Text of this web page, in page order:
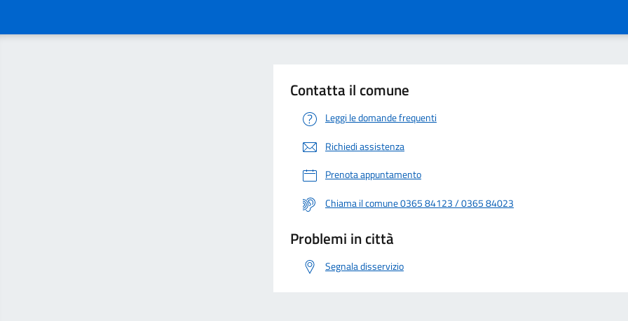
Contatta il comune
Leggi le domande frequenti
Richiedi assistenza
Prenota appuntamento
Chiama il comune 0365 84123 / 0365 84023
Problemi in città
Segnala disservizio